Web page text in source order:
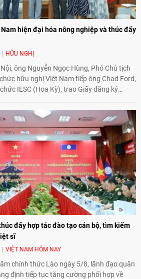
Nam hiện đại hóa nông nghiệp và thúc đẩy
HỮU NGHỊ
ông Nguyễn Ngọc Hùng, Phó Chủ tịch
hữu nghị Việt Nam tiếp ông Chad Ford,
IESC (Hoa Kỳ), trao Giấy đăng ký
triển khai Dự án "Mở rộng Thương mại
toàn thực phẩm Hoa Kỳ - Việt Nam",
chuyển đổi số, hiện đại hóa nông nghiệp
phát triển giữa hai nước.
đẩy hợp tác đào tạo cán bộ, tìm kiếm
sĩ
VIỆT NAM HÔM NAY
chính thức Lào ngày 5/8, lãnh đạo quân
định tiếp tục tăng cường phối hợp về